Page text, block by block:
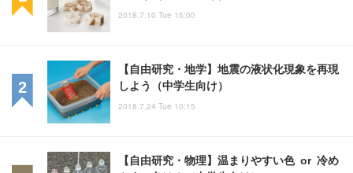
2018.7.10 Tue 15:00
【自由研究・地学】地震の液状化現象を再現
しよう（中学生向け）
2018.7.24 Tue 10:15
【自由研究・物理】温まりやすい色 or 冷め